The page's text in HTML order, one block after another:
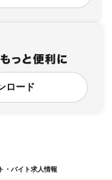
ロード
・バイト求人情報